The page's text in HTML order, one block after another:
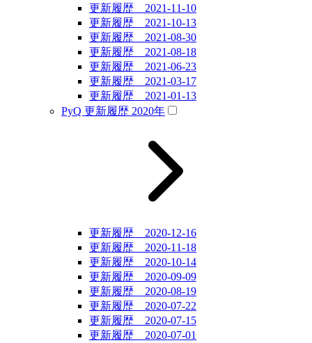
更新履歴 2021-11-10
更新履歴 2021-10-13
更新履歴 2021-08-30
更新履歴 2021-08-18
更新履歴 2021-06-23
更新履歴 2021-03-17
更新履歴 2021-01-13
PyQ 更新履歴 2020年
更新履歴 2020-12-16
更新履歴 2020-11-18
更新履歴 2020-10-14
更新履歴 2020-09-09
更新履歴 2020-08-19
更新履歴 2020-07-22
更新履歴 2020-07-15
更新履歴 2020-07-01